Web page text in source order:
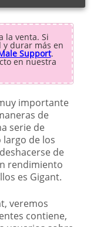
la venta. Si
durar más en
Support.
en nuestra
importante
de
serie de
de los
de
rendimiento
es Gigant.
veremos
contiene,